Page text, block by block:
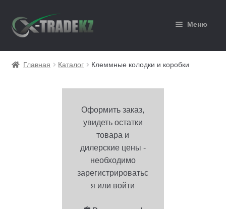
Перейти
к
Перейти
к
Меню
Главная
Главная Каталог Клеммные колодки и коробки
Оформить заказ,
увидеть остатки
товара и
дилерские цены -
необходимо
зарегистрироватьс
я или войти